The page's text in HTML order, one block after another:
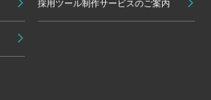
採用ツール制作サービスのご案内